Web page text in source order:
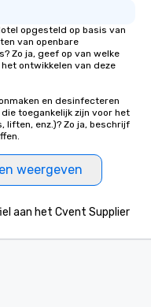
opgesteld op basis van
van openbare
Zo ja, geef op van welke
ontwikkelen van deze
en desinfecteren
toegankelijk zijn voor het
liften, enz.)? Zo ja, beschrijf
weergeven
aan het Cvent Supplier